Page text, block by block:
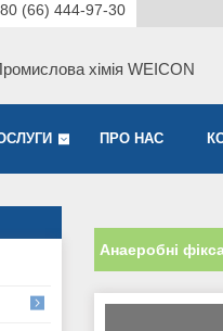
(66) 444-97-30
хімія WEICON
ПРО НАС
Анаеробні